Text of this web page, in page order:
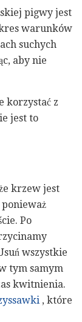
pigwy jest
warunków
suchych
aby nie
korzystać z
jest to
krzew jest
Po
wszystkie
w tym samym
kwitnienia.
, które